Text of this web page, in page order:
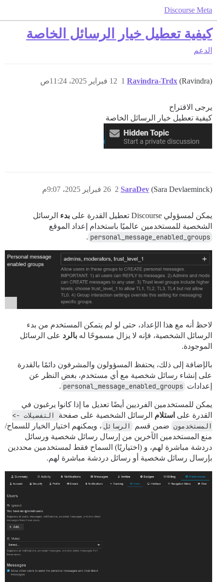
Discourse Meta
كيفية تعطيل خيار الرسائل الخاصة
الدعم
Ravindra-Trdx (Ravindra) 12 فبراير 2025، 11:24ص 1
يرجى الاقتراح
كيفية تعطيل خيار الرسائل الخاصة
SaraDev (Sara Devlaeminck) 26 فبراير 2025، 9:07م 2
يمكن لمسؤولي Discourse تعطيل القدرة على بدء الرسائل
الشخصية للمستخدمين عالميًا باستخدام إعداد الموقع
personal_message_enabled_groups
.
لاحظ أنه مع هذا الإعداد، حتى لو لم يتمكن المستخدم من بدء
الرسائل الشخصية، فإنه لا يزال مسموحًا له بالرد على الرسائل
الموجودة.
بالإضافة إلى ذلك، يحتفظ المسؤولون والمشرفون دائمًا بالقدرة
على إنشاء رسائل شخصية مع أي مستخدم، بغض النظر عن
إعدادات personal_message_enabled_groups
.
يمكن للمستخدمين الفرديين أيضًا تعديل ما إذا كانوا يرغبون في
القدرة على استلام الرسائل الشخصية على صفحة
المستخدمون ضمن قسم الرسائل ، ويمكنهم اختيار الخيار للسماح/
منع المستخدمين الآخرين من إرسال رسائل شخصية ورسائل
دردشة مباشرة لهم، و (اختياريًا) السماح فقط لمستخدمين محددين
بإرسال رسائل شخصية أو رسائل دردشة مباشرة لهم.